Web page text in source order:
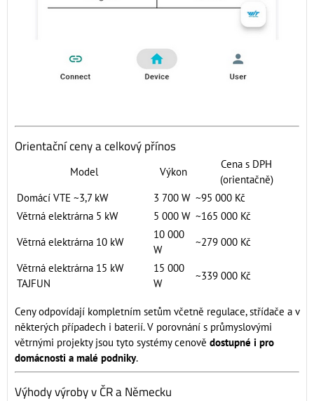
Orientační ceny a celkový přínos
Model Výkon
Cena s DPH
(orientačně)
Domácí VTE ~3,7 kW
3 700 W ~95 000 Kč
Větrná elektrárna 5 kW
5 000 W ~165 000 Kč
Větrná elektrárna 10 kW
10 000
W
~279 000 Kč
Větrná elektrárna 15 kW
TAJFUN
15 000
W
~339 000 Kč
Ceny odpovídají kompletním setům včetně regulace, střídače a v
některých případech i baterií. V porovnání s průmyslovými
větrnými projekty jsou tyto systémy cenově dostupné i pro
domácnosti a malé podniky.
Výhody výroby v ČR a Německu